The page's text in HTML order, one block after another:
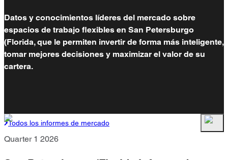
Datos y conocimientos líderes del mercado sobre
espacios de trabajo flexibles en San Petersburgo
(Florida, que le permiten invertir de forma más inteligente,
tomar mejores decisiones y maximizar el valor de su
cartera.
Todos los informes de mercado
Quarter 1 2026